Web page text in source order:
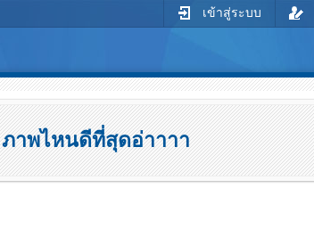
เข้าสู่ระบบ
ภาพไหนดีที่สุดอ่าาาา